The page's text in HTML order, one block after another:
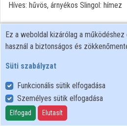
Híves: hűvös, árnyékos Slingol: hímez
Felhasználói szabályzat
Adatkezelési tájékoztató
Süti szabályzat
Ez a weboldal kizárólag a
használ a biztonságos és
Süti szabályzat
Funkcionális sütik elfogadása
Személyes sütik elfogadása
Elfogad Elutasít